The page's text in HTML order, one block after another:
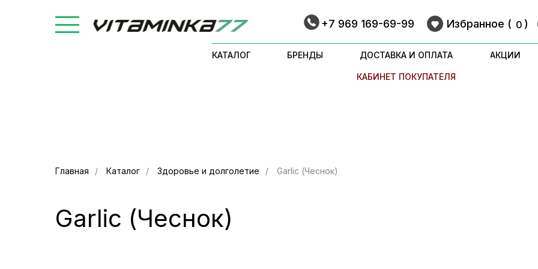
АКЦИИ
КАБИНЕТ ПОКУПАТЕЛЯ
ДОСТАВКА И ОПЛАТА
БРЕНДЫ
+7 969 169-69-99
КАТАЛОГ
Избранное ( 9)
0
Главная / Каталог / Здоровье и долголетие / Garlic (Чеснок)
Garlic (Чеснок)